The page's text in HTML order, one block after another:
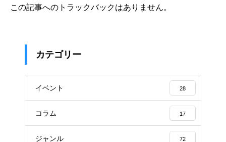
この記事へのトラックバックはありません。
カテゴリー
イベント 28
コラム 17
ジャンル 72